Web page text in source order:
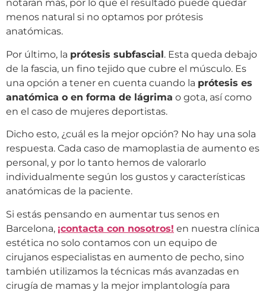
notarán más, por lo que el resultado puede quedar
menos natural si no optamos por prótesis
anatómicas.
Por último, la prótesis subfascial. Esta queda debajo
de la fascia, un fino tejido que cubre el músculo. Es
una opción a tener en cuenta cuando la prótesis es
anatómica o en forma de lágrima o gota, así como
en el caso de mujeres deportistas.
Dicho esto, ¿cuál es la mejor opción? No hay una sola
respuesta. Cada caso de mamoplastia de aumento es
personal, y por lo tanto hemos de valorarlo
individualmente según los gustos y características
anatómicas de la paciente.
Si estás pensando en aumentar tus senos en
Barcelona, ¡contacta con nosotros! en nuestra clínica
estética no solo contamos con un equipo de
cirujanos especialistas en aumento de pecho, sino
también utilizamos la técnicas más avanzadas en
cirugía de mamas y la mejor implantología para